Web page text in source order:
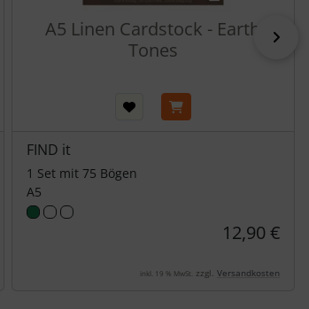
A5 Linen Cardstock - Earth
Tones
FIND it
1 Set mit 75 Bögen
A5
12,90 €
inkl. 19 % MwSt. zzgl. Versandkosten